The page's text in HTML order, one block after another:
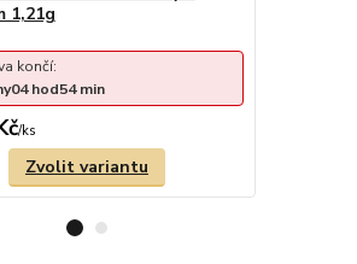
1,21g
/ks
končí:
04hod54min
Zvolit variantu